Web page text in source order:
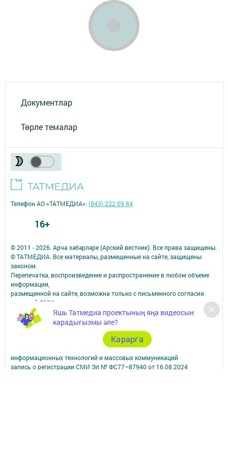
Документлар
Төрле темалар
Яшь Татмедиа проектының яңа видеосын
карадыгызмы әле?
Карарга
© 2011 - 2026. Арча хәбәрләре (Арский вестник). Все права защищены.
© ТАТМЕДИА. Все материалы, размещенные на сайте, защищены
законом.
Перепечатка, воспроизведение и распространение в любом объеме
информации,
размещенной на сайте, возможна только с письменного согласия
редакций СМИ.
При поддержке Республиканского агентства по печати и массовым
коммуникациям.
Наименование СМИ: Арча хәбәрләре (Арский вестник)
СМИ зарегистрировано Федеральной службой по надзору в сфере
информационных технологий и массовых коммуникаций
запись о регистрации СМИ Эл № ФС77–87940 от 16.08.2024
Телефон АО «ТАТМЕДИА»:(843) 222 09 84
16+